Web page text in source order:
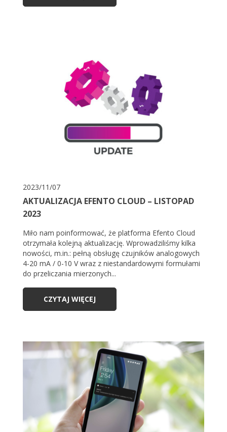
2023/11/07
AKTUALIZACJA EFENTO CLOUD – LISTOPAD
2023
Miło nam poinformować, że platforma Efento Cloud
otrzymała kolejną aktualizację. Wprowadziliśmy kilka
nowości, m.in.: pełną obsługę czujników analogowych
4-20 mA / 0-10 V wraz z niestandardowymi formułami
do przeliczania mierzonych...
CZYTAJ WIĘCEJ